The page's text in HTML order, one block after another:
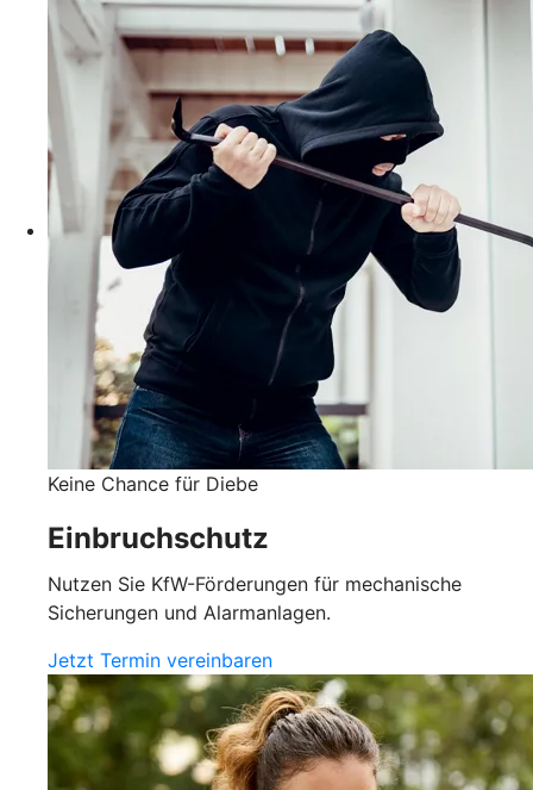
Keine Chance für Diebe
Einbruchschutz
Nutzen Sie KfW-Förderungen für mechanische
Sicherungen und Alarmanlagen.
Jetzt Termin vereinbaren